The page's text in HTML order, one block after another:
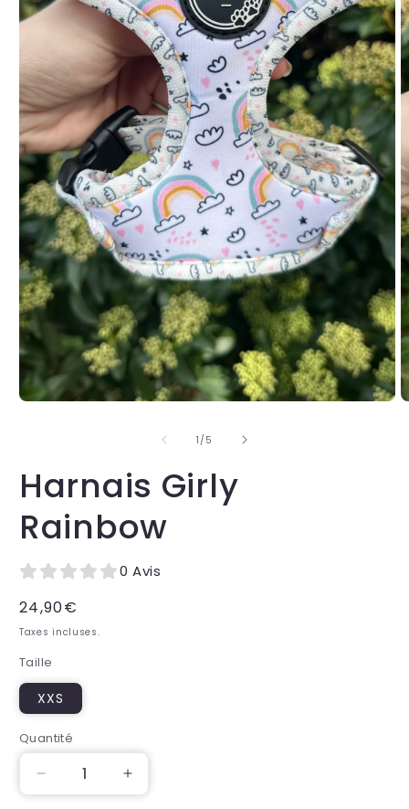
1 /de
5
Harnais Girly
Rainbow
0 Avis
Prix
habituel
24,90€
Taxes incluses.
Taille
XXS
Quantité
Quantité
Réduire
Augmenter